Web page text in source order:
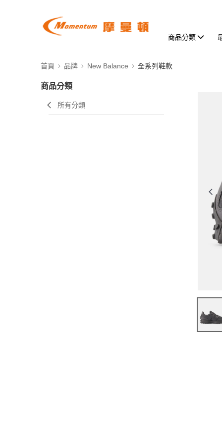
商品分類
首頁 品牌 New Balance 全系列鞋款
商品分類
所有分類